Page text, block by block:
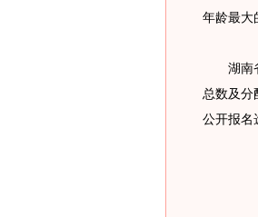
年龄最大
湖南省
总数及分
公开报名